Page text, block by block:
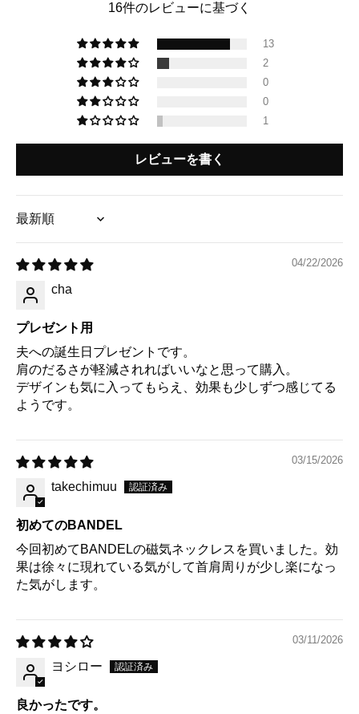
16件のレビューに基づく
13
2
0
0
1
レビューを書く
Sort by
04/22/2026
cha
プレゼント用
夫への誕生日プレゼントです。
肩のだるさが軽減されればいいなと思って購入。
デザインも気に入ってもらえ、効果も少しずつ感じてる
ようです。
03/15/2026
takechimuu
初めてのBANDEL
今回初めてBANDELの磁気ネックレスを買いました。効
果は徐々に現れている気がして首肩周りが少し楽になっ
た気がします。
03/11/2026
ヨシロー
良かったです。